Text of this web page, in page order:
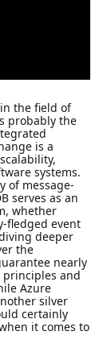
the field of
probably the
is a
systems.
of message-
serves as an
whether
fledged event
deeper
the
nearly
and
Azure
silver
certainly
it comes to